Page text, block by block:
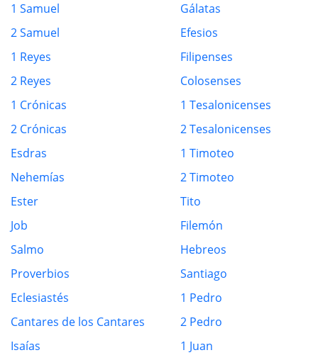
1 Samuel
2 Samuel
1 Reyes
2 Reyes
1 Crónicas
2 Crónicas
Esdras
Nehemías
Ester
Job
Salmo
Proverbios
Eclesiastés
Cantares de los Cantares
Isaías
Gálatas
Efesios
Filipenses
Colosenses
1 Tesalonicenses
2 Tesalonicenses
1 Timoteo
2 Timoteo
Tito
Filemón
Hebreos
Santiago
1 Pedro
2 Pedro
1 Juan